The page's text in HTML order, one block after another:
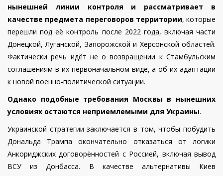
нынешней линии контроля и рассматривает в
качестве предмета переговоров территории, которые
перешли под её контроль после 2022 года, включая части
Донецкой, Луганской, Запорожской и Херсонской областей.
Фактически речь идёт не о возвращении к Стамбульским
соглашениям в их первоначальном виде, а об их адаптации
к новой военно-политической ситуации.
Однако подобные требования Москвы в нынешних
условиях остаются неприемлемыми для Украины.
Украинской стратегии заключается в том, чтобы побудить
Дональда Трампа окончательно отказаться от логики
Анкориджских договорённостей с Россией, включая вывод
ВСУ из Донбасса. В качестве альтернативы Киев